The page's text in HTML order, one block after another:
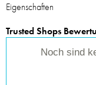
Eigenschaften
Trusted Shops
Noch sind